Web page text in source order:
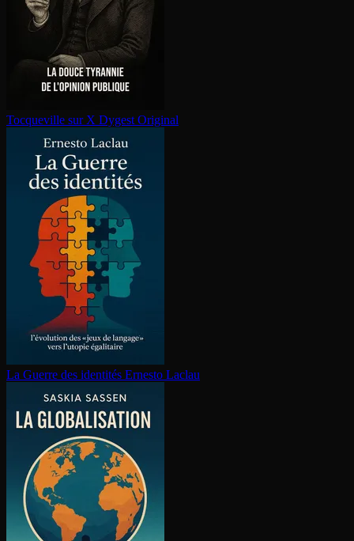
Tocqueville sur X Dygest Original
La Guerre des identités Ernesto Laclau